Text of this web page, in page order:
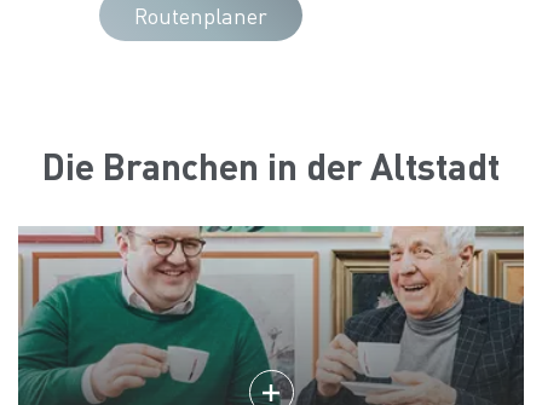
Routenplaner
Die Branchen in der Altstadt